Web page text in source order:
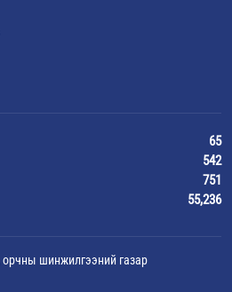
65
542
751
55,236
шинжилгээний газар